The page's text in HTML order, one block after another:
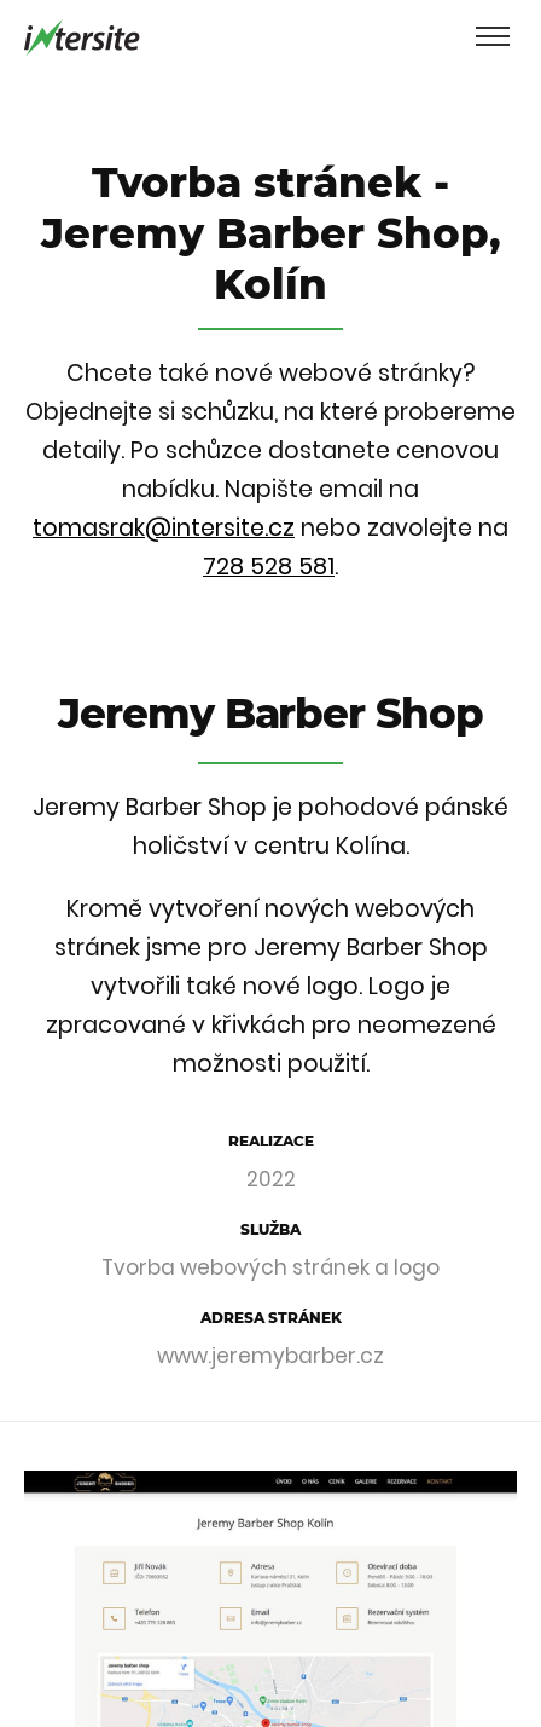
Tvorba stránek -
Jeremy Barber Shop,
Kolín
Chcete také nové webové stránky?
Objednejte si schůzku, na které probereme
detaily. Po schůzce dostanete cenovou
nabídku. Napište email na
tomasrak@intersite.cz nebo zavolejte na
728 528 581.
Jeremy Barber Shop
Jeremy Barber Shop je pohodové pánské
holičství v centru Kolína.
Kromě vytvoření nových webových
stránek jsme pro Jeremy Barber Shop
vytvořili také nové logo. Logo je
zpracované v křivkách pro neomezené
možnosti použití.
REALIZACE
2022
SLUŽBA
Tvorba webových stránek a logo
ADRESA STRÁNEK
www.jeremybarber.cz